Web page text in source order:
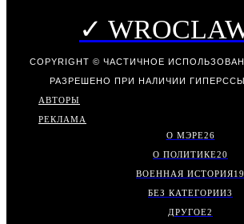
✓
COPYRIGHT © ЧАСТИЧНОЕ
РАЗРЕШЕНО ПРИ НАЛИЧИИ
АВТОРЫ
РЕКЛАМА
О МЭРЕ26
О ПОЛИТИКЕ20
ВОЕННАЯ ИСТОРИЯ19
БЕЗ КАТЕГОРИИ3
ДРУГОЕ2